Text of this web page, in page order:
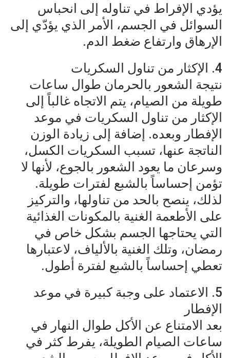
يؤدي الإفراط في تناوله إلى انحباس
السوائل في الجسم، الأمر الذي يؤدّي إلى
الإرهاق وارتفاع ضغط الدم.
4. الإكثار من تناول السكريات
نتيجة الشعور بالحرمان طوال ساعات
طويلة من الصيام، يتم الاتجاه غالباً إلى
الإكثار من تناول السكريات في موعد
الإفطار وبعده. إضافة إلى زيادة الوزن
الناتجة عنها، تسبب السكريات الكسل،
وسرعان ما يعود الشعور بالجوع، لأنها لا
تؤمن إحساساً بالشبع لفترات طويلة.
لذلك، ينصح بالحد من تناولها، والتركيز
على الأطعمة الغنية بالمكونات الغذائية
التي يحتاجها الجسم بشكل خاص في
رمضان، وتلك الغنية بالألياف، لاعتبارها
تعطي إحساساً بالشبع لفترة أطول.
5. الاعتماد على وجبة كبيرة في موعد
الإفطار
بعد الامتناع عن الأكل طوال النهار في
ساعات الصيام الطويلة، يفرط كثر في